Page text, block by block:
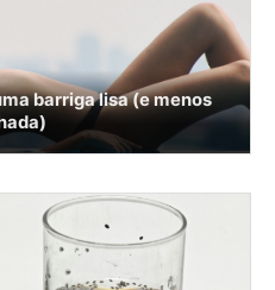
barriga lisa (e menos